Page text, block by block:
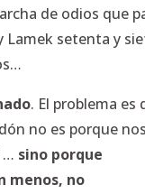
de odios que
Lamek setenta y
. El problema es
no es porque nos
… sino porque
menos, no